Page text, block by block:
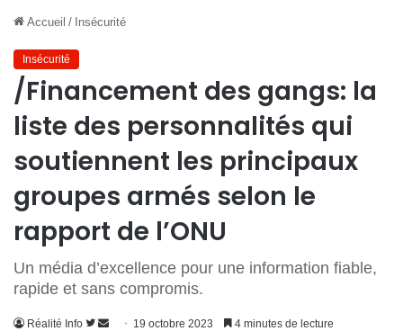
Accueil / Insécurité
Insécurité
/Financement des gangs: la
liste des personnalités qui
soutiennent les principaux
groupes armés selon le
rapport de l’ONU
Un média d’excellence pour une information fiable,
rapide et sans compromis.
Réalité Info
Suivre
Envoyer19 octobre 2023 4 minutes de lecture